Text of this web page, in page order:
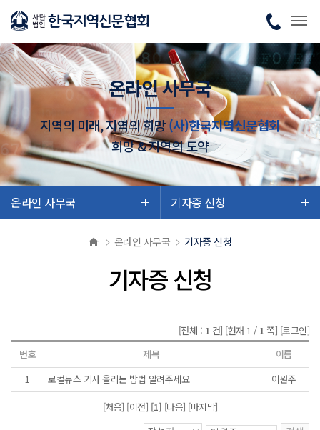
온라인 사무국
지역의 미래, 지역의 희망(사)한국지역신문협회
희망 & 지역의 도약
온라인 사무국 기자증 신청
온라인 사무국 기자증 신청
기자증 신청
[전체 : 1 건] [현재 1 / 1 쪽] [로그인]
번호
제목
이름
1
로컬뉴스 기사 올리는 방법 알려주세요 이원주
[처음] [이전] [1] [다음] [마지막]